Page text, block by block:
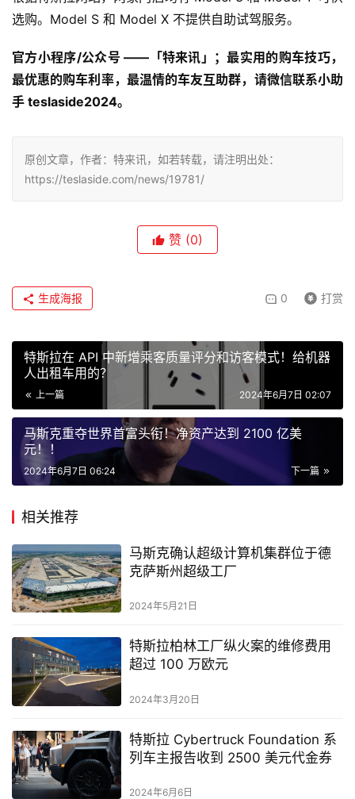
选购。Model S 和 Model X 不提供自助试驾服务。
官方小程序/公众号 ——「特来讯」；最实用的购车技巧，
最优惠的购车利率，最温情的车友互助群，请微信联系小助
手 teslaside2024。
原创文章，作者：特来讯，如若转载，请注明出处：
https://teslaside.com/news/19781/
赞 (0)
0 打赏
生成海报
特斯拉在 API 中新增乘客质量评分和访客模式！给机器
人出租车用的？
上一篇 2024年6月7日 02:07
马斯克重夺世界首富头衔！净资产达到 2100 亿美
元！！
下一篇
2024年6月7日 06:24
相关推荐
马斯克确认超级计算机集群位于德
克萨斯州超级工厂
2024年5月21日
特斯拉柏林工厂纵火案的维修费用
超过 100 万欧元
2024年3月20日
特斯拉 Cyber​​truck Foundation 系
列车主报告收到 2500 美元代金券
2024年6月6日